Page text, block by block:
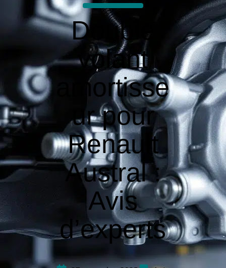
Double
volant
amortisse
ur pour
Renault
Austral :
Avis
d’experts